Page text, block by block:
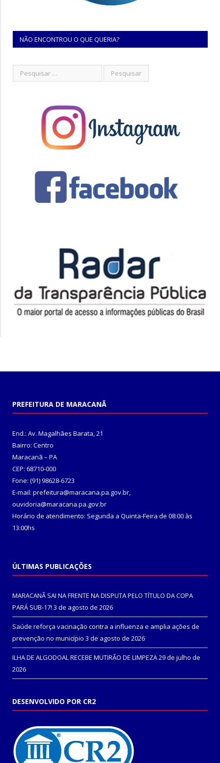
NÃO ENCONTROU O QUE QUERIA?
PREFEITURA DE MARACANÃ
End.: Av. Magalhães Barata, 21
Bairro: Centro
Maracanã – PA
CEP: 68710-000
Fone: (91) 98628-6723
E-mail: prefeitura@maracana.pa.gov.br,
ouvidoria@maracana.pa.gov.br
Horário de atendimento: Segunda a Quinta-Feira de 08:00 às
13:00hs
ÚLTIMAS PUBLICAÇÕES
MARACANÃ SAI NA FRENTE NA DISPUTA PELO TÍTULO DA COPA
PARÁ SUB-17! 3 de agosto de 2026
Saúde reforça vacinação contra a influenza e amplia ações de
prevenção no município 3 de agosto de 2026
ILHA DE ALGODOAL RECEBE MUTIRÃO DE LIMPEZA29 de julho de
2026
DESENVOLVIDO POR CR2